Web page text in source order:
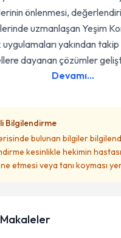
önlenmesi,
uzmanlaşan Yeşim
yakından
dayanan çözümler
Devamı...
Bilgilendirme
bulunan bilgiler
kesinlikle hekimin
etmesi veya tanı koyması